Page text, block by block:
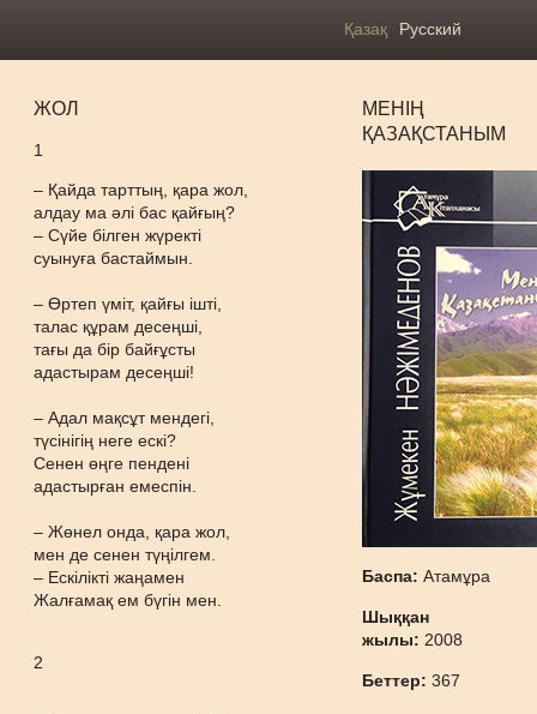
Қазақ Русский
ЖОЛ
1
– Қайда тарттың, қара жол,
алдау ма әлі бас қайғың?
– Сүйе білген жүректі
суынуға бастаймын.
– Өртеп үміт, қайғы ішті,
талас құрам десеңші,
тағы да бір байғұсты
адастырам десеңші!
– Адал мақсұт мендегі,
түсінігің неге ескі?
Сенен өңге пендені
адастырған емеспін.
– Жөнел онда, қара жол,
мен де сенен түңілгем.
– Ескілікті жаңамен
Жалғамақ ем бүгін мен.
2
МЕНІҢ
ҚАЗАҚСТАНЫМ
Баспа:Атамұра
Шыққан
жылы: 2008
Беттер:367